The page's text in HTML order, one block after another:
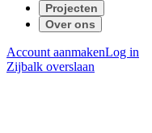
Projecten
Over ons
Account aanmakenLog in
Zijbalk overslaan